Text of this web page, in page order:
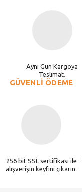
Aynı Gün Kargoya
Teslimat.
GÜVENLİ ÖDEME
256 bit SSL sertifikası ile
alışverişin keyfini çıkarın.